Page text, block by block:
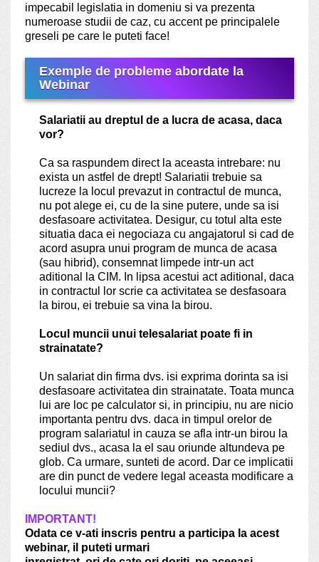
impecabil legislatia in domeniu si va prezenta
numeroase studii de caz, cu accent pe principalele
greseli pe care le puteti face!
Exemple de probleme abordate la
Webinar
Salariatii au dreptul de a lucra de acasa, daca
vor?
Ca sa raspundem direct la aceasta intrebare: nu
exista un astfel de drept! Salariatii trebuie sa
lucreze la locul prevazut in contractul de munca,
nu pot alege ei, cu de la sine putere, unde sa isi
desfasoare activitatea. Desigur, cu totul alta este
situatia daca ei negociaza cu angajatorul si cad de
acord asupra unui program de munca de acasa
(sau hibrid), consemnat limpede intr-un act
aditional la CIM. In lipsa acestui act aditional, daca
in contractul lor scrie ca activitatea se desfasoara
la birou, ei trebuie sa vina la birou.
Locul muncii unui telesalariat poate fi in
strainatate?
Un salariat din firma dvs. isi exprima dorinta sa isi
desfasoare activitatea din strainatate. Toata munca
lui are loc pe calculator si, in principiu, nu are nicio
importanta pentru dvs. daca in timpul orelor de
program salariatul in cauza se afla intr-un birou la
sediul dvs., acasa la el sau oriunde altundeva pe
glob. Ca urmare, sunteti de acord. Dar ce implicatii
are din punct de vedere legal aceasta modificare a
locului muncii?
IMPORTANT!
Odata ce v-ati inscris pentru a participa la acest
webinar, il puteti urmari